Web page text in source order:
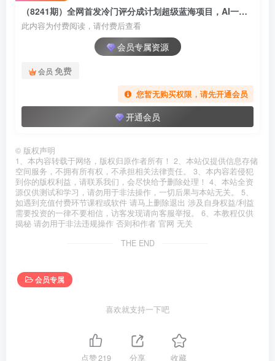
（8241期）全网首发冷门评分成计划超级蓝海项目，AI一键制作轻松日入1000＋
此内容为付费阅读，请付费后查看
会员专属资源
会员 免费
您暂无购买权限，请先开通会员
开通会员
© 版权声明
1、本内容转载于网络，版权归原作者所有！ 2、本站仅提供信息存储
空间服务，不拥有所有权，不承担相关法律责任。 3、本内容若侵犯
到你的版权利益，请联系我们，会尽快给予删除处理！ 4、本站全资
源仅供测试和学习，请勿用于非法操作，一切后果与本站无关。 5、
如遇到充值付费环节课程或软件 请马上删除退出 涉及自身权益/利益
需要投资的一律不要相信，访客发现请向客服举报。 6、本教程仅供
揭秘 请勿用于非法违规操作 否则和作者 官网 无关
THE END
会员专属
喜欢就支持一下吧
点赞219 分享 收藏